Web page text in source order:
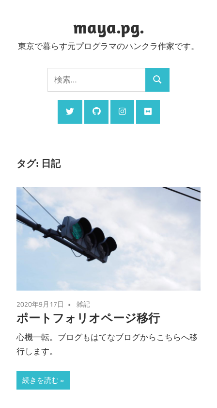
ン
maya.pg.
東京で暮らす元プログラマのハンクラ作家です。
索:
検
索
タグ: 日記
2020年9月17日 雑記
ポートフォリオページ移行
心機一転。ブログもはてなブログからこちらへ移
行します。
続きを読む